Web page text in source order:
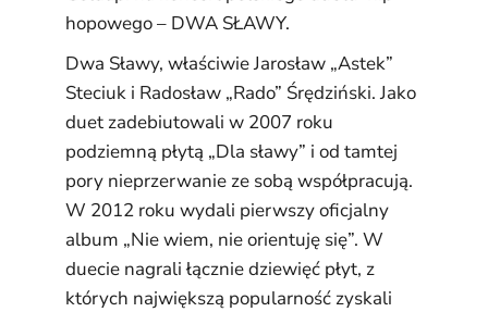
hopowego – DWA SŁAWY.
Dwa Sławy, właściwie Jarosław „Astek”
Steciuk i Radosław „Rado” Śrędziński. Jako
duet zadebiutowali w 2007 roku
podziemną płytą „Dla sławy” i od tamtej
pory nieprzerwanie ze sobą współpracują.
W 2012 roku wydali pierwszy oficjalny
album „Nie wiem, nie orientuję się”. W
duecie nagrali łącznie dziewięć płyt, z
których największą popularność zyskali